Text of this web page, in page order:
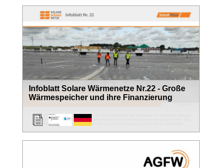
Infoblatt Solare Wärmenetze Nr.22 - Große
Wärmespeicher und ihre Finanzierung